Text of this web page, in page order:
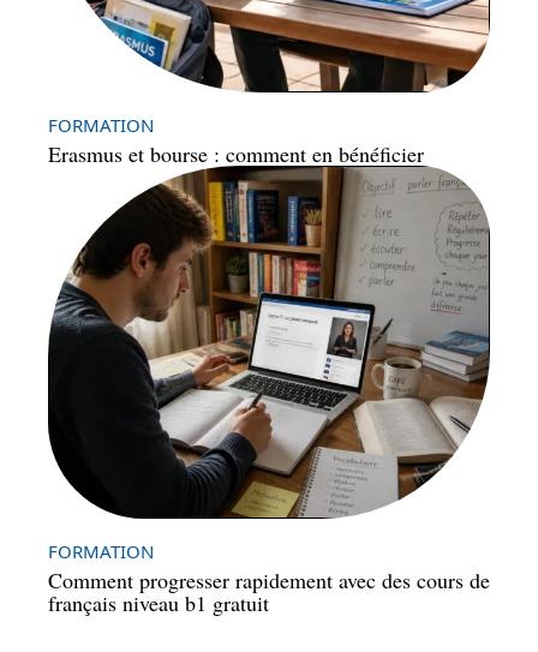
FORMATION
Erasmus et bourse : comment en bénéficier
FORMATION
Comment progresser rapidement avec des cours de
français niveau b1 gratuit